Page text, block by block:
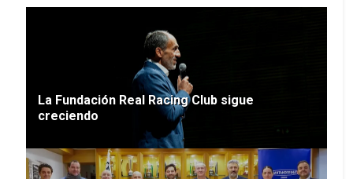
La Fundación Real Racing Club sigue
creciendo